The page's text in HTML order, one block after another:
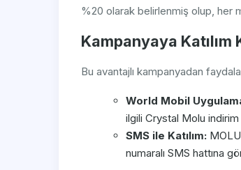
%20 olarak belirlenmiş olup, her
Kampanyaya Katılım
Bu avantajlı kampanyadan
World Mobil
ilgili Crystal Molu indirim
SMS ile Katılım:
numaralı SMS hattına